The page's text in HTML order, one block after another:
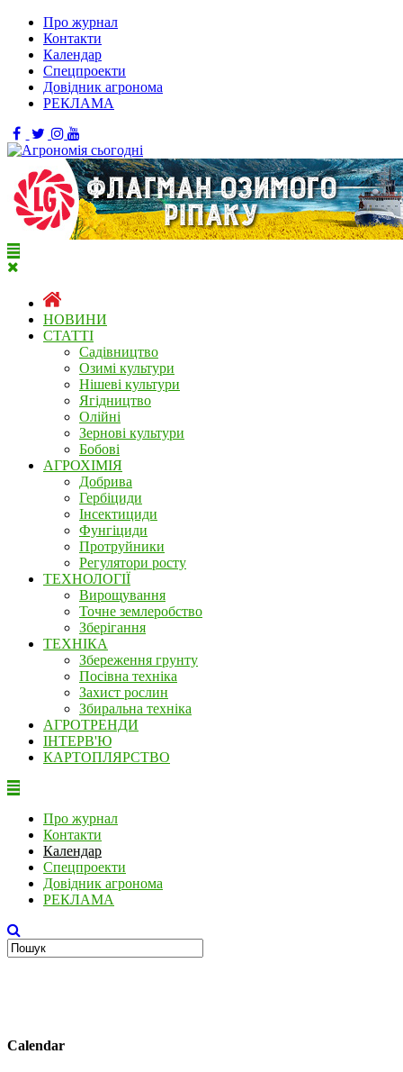
Про журнал
Контакти
Календар
Спецпроекти
Довідник агронома
РЕКЛАМА
НОВИНИ
СТАТТІ
Садівництво
Озимі культури
Нішеві культури
Ягідництво
Олійні
Зернові культури
Бобові
АГРОХІМІЯ
Добрива
Гербіциди
Інсектициди
Фунгіциди
Протруйники
Регулятори росту
ТЕХНОЛОГІЇ
Вирощування
Точне землеробство
Зберігання
ТЕХНІКА
Збереження грунту
Посівна техніка
Захист рослин
Збиральна техніка
АГРОТРЕНДИ
ІНТЕРВ'Ю
КАРТОПЛЯРСТВО
Про журнал
Контакти
Календар
Спецпроекти
Довідник агронома
РЕКЛАМА
Calendar